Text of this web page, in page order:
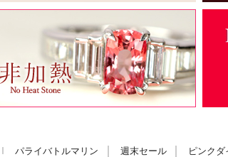
パライバトルマリン 週末セール ピンクダ